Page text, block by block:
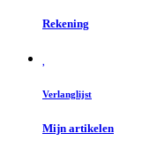
Rekening
Verlanglijst
Mijn artikelen